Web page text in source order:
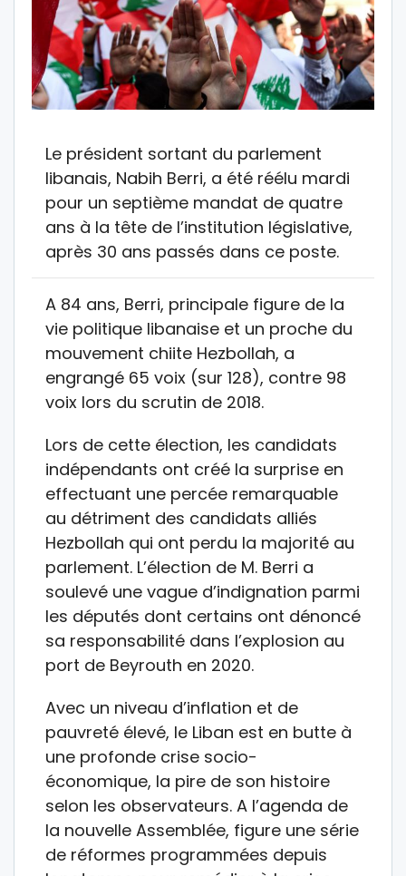
Le président sortant du parlement
libanais, Nabih Berri, a été réélu mardi
pour un septième mandat de quatre
ans à la tête de l’institution législative,
après 30 ans passés dans ce poste.
A 84 ans, Berri, principale figure de la
vie politique libanaise et un proche du
mouvement chiite Hezbollah, a
engrangé 65 voix (sur 128), contre 98
voix lors du scrutin de 2018.
Lors de cette élection, les candidats
indépendants ont créé la surprise en
effectuant une percée remarquable
au détriment des candidats alliés
Hezbollah qui ont perdu la majorité au
parlement. L’élection de M. Berri a
soulevé une vague d’indignation parmi
les députés dont certains ont dénoncé
sa responsabilité dans l’explosion au
port de Beyrouth en 2020.
Avec un niveau d’inflation et de
pauvreté élevé, le Liban est en butte à
une profonde crise socio-
économique, la pire de son histoire
selon les observateurs. A l’agenda de
la nouvelle Assemblée, figure une série
de réformes programmées depuis